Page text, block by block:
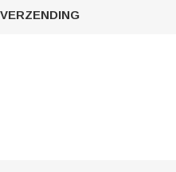
VERZENDING